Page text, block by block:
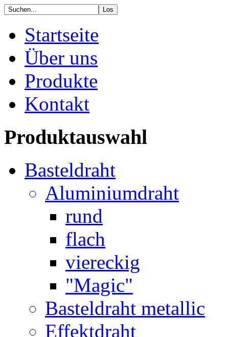
Startseite
Über uns
Produkte
Kontakt
Produktauswahl
Basteldraht
Aluminiumdraht
rund
flach
viereckig
"Magic"
Basteldraht metallic
Effektdraht